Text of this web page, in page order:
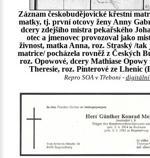
Záznam českobudějovické křestní
matky, tj. první otcovy ženy Anny
dcery zdejšího mistra pekařského
otec a jmenovec provozoval jako
živnost, matka Anna, roz. Straský /tak
matrice/ pocházela rovněž z Českých
roz. Opowové, dcery Mathiase Opowy
Theresie, roz. Pinterové ze Lhenic
Repro SOA v Třeboni - digitální